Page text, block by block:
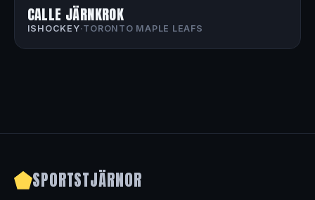
CALLE JÄRNKROK
ISHOCKEY·TORONTO MAPLE LEAFS
SPORTSTJÄRNOR